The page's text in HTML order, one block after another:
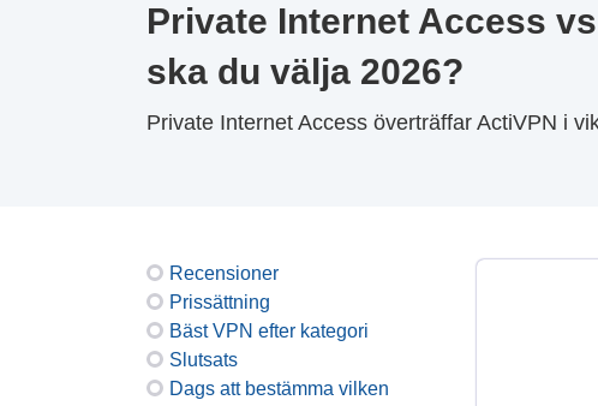
Private Internet Access
ska du välja 2026?
Private Internet Access överträffar ActiVPN i
Recensioner
Prissättning
Bäst VPN efter kategori
Slutsats
Dags att bestämma vilken